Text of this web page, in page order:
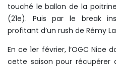
touché le ballon de la
(21e). Puis par le break
profitant d’un rush de Rémy
En ce 1er février, l’OGC Nice
cette saison pour récupérer